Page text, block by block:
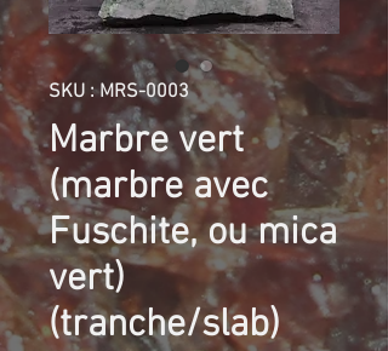
SKU : MRS-0003
Marbre vert
(marbre avec
Fuschite, ou mica
vert)
(tranche/slab)